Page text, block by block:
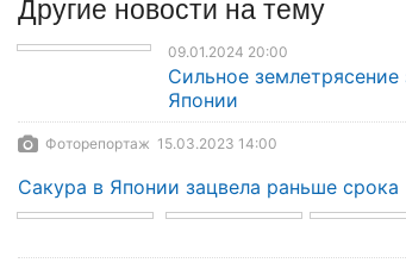
09.01.2024 20:00
Сильное
Японии
Фоторепортаж 15.03.2023 14:00
Сакура в Японии зацвела раньше срока